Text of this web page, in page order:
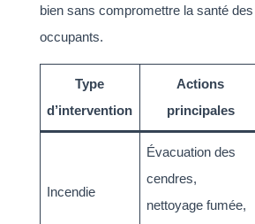
bien sans compromettre la santé
occupants.
Type
d’intervention
Actions
principales
Incendie
Évacuation des
cendres,
nettoyage fumée,